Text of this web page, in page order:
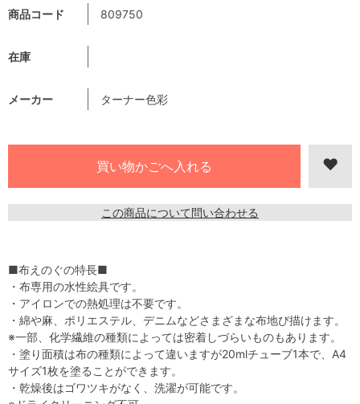
商品コード 809750
在庫
メーカー ターナー色彩
この商品について問い合わせる
■布えのぐの特長■
・布専用の水性絵具です。
・アイロンでの熱処理は不要です。
・綿や麻、ポリエステル、デニムなどさまざまな布地び描けます。
※一部、化学繊維の種類によっては密着しづらいものもあります。
・塗り面積は布の種類によって違いますが20mlチューブ1本で、A4
サイズ1枚を塗ることができます。
・乾燥後はゴワツキがなく、洗濯が可能です。